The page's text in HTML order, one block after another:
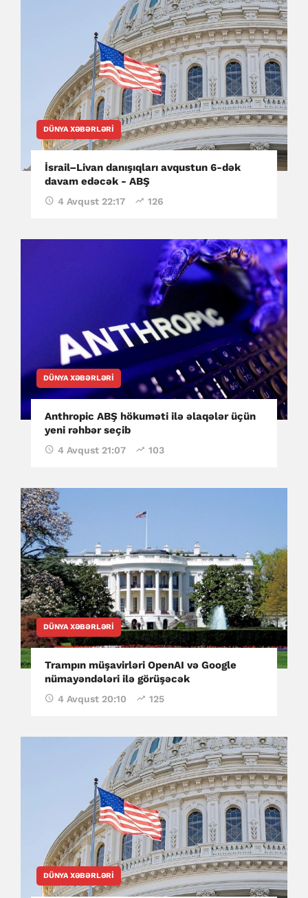
DÜNYA XƏBƏRLƏRI
İsrail–Livan danışıqları avqustun 6-dək
davam edəcək - ABŞ
4 Avqust 22:17 126
DÜNYA XƏBƏRLƏRI
Anthropic ABŞ hökuməti ilə əlaqələr üçün
yeni rəhbər seçib
4 Avqust 21:07 103
DÜNYA XƏBƏRLƏRI
Trampın müşavirləri OpenAI və Google
nümayəndələri ilə görüşəcək
4 Avqust 20:10 125
DÜNYA XƏBƏRLƏRI